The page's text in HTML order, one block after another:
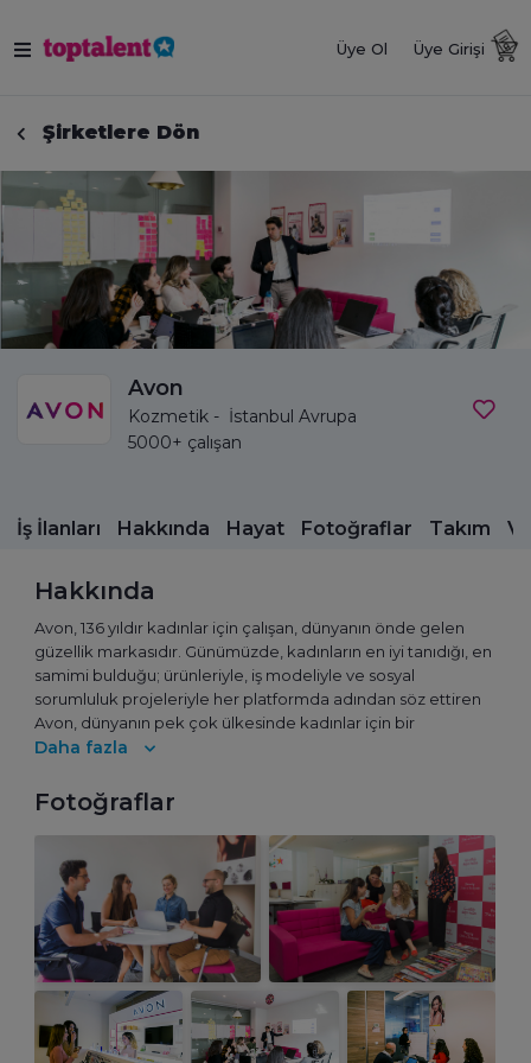
Üye Ol Üye Girişi
Şirketlere Dön
Avon
Kozmetik - İstanbul Avrupa
5000+ çalışan
İş İlanları Hakkında Hayat Fotoğraflar Takım
Hakkında
Avon, 136 yıldır kadınlar için çalışan, dünyanın önde gelen
güzellik markasıdır. Günümüzde, kadınların en iyi tanıdığı, en
samimi bulduğu; ürünleriyle, iş modeliyle ve sosyal
sorumluluk projeleriyle her platformda adından söz ettiren
Avon, dünyanın pek çok ülkesinde kadınlar için bir
‘lovemark’ haline gelmiştir.
Devletleri’nde kurulan Avon, bugün 50’den fazla ülkede,
Bağımsız Satış Temsilcisi ile dünyanın en büyük satış
organizasyonlarından birini, aynı zamanda kadın ağını
yönetmektedir.
2020 yılında Brezilya merkezli Natura&Co, Avon hisselerini
satın alarak dünyanın en büyük dördüncü güzellik grubu
haline gelmiştir. Bu birleşme ile birlikte Avon; bünyesinde
Natura, The Body Shop ve Aesop markalarının da yer aldığı
yeni yapılanma çerçevesinde, dünya çapında 200
milyondan fazla tüketiciye, çoklu kanal stratejisiyle her an ve
Daha fazla
Fotoğraflar